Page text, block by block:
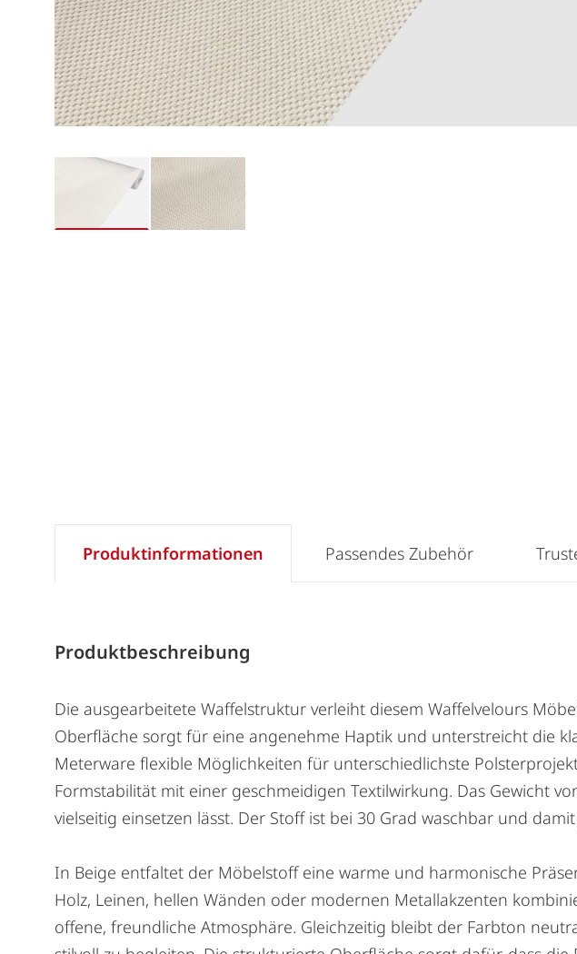
Produktinformationen
Produktbeschreibung
Die ausgearbeitete Waffelstruktur verleiht diesem Waffelvelours
Oberfläche sorgt für eine angenehme Haptik und unterstreicht die
Meterware flexible Möglichkeiten für unterschiedlichste
Formstabilität mit einer geschmeidigen Textilwirkung. Das Gewicht
vielseitig einsetzen lässt. Der Stoff ist bei 30 Grad waschbar und
In Beige entfaltet der Möbelstoff eine warme und harmonische
Holz, Leinen, hellen Wänden oder modernen Metallakzenten
offene, freundliche Atmosphäre. Gleichzeitig bleibt der Farbton
Passendes Zubehör